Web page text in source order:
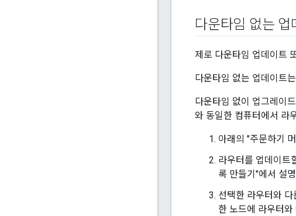
다운타임 없는 업
제로 다운타임 업데이트
다운타임 없는 업데이트
다운타임 없이 업그레이
와 동일한 컴퓨터에서 라
아래의 "주문하기
라우터를 업데이트
록 만들기"에서 설
선택한 라우터와
한 노드에 라우터